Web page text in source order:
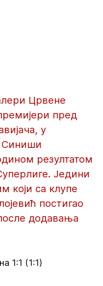
Црвене
пред
у
Синиши
резултатом
Једини
који са клупе
постигао
додавања
1:1 (1:1)